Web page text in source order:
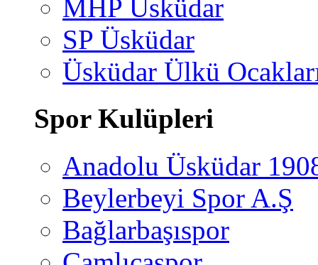
MHP Üsküdar
SP Üsküdar
Üsküdar Ülkü
Spor Kulüpleri
Anadolu Üsküdar
Beylerbeyi Spor A.Ş
Bağlarbaşıspor